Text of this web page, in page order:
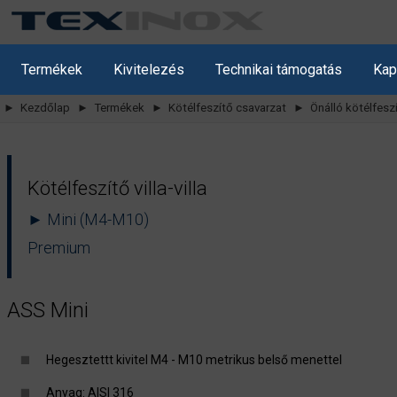
Termékek Kivitelezés Technikai támogatás
► Kezdőlap ► Termékek ► Kötélfeszítő csavarzat ► Önálló
Kötélfeszítő villa-villa
► Mini (M4-M10)
Premium
ASS Mini
Hegesztettt kivitel M4 - M10 metrikus belső menettel
Anyag: AISI 316